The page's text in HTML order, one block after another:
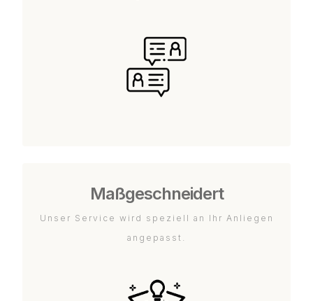
Maßgeschneidert
Unser Service wird speziell an Ihr Anliegen
angepasst.